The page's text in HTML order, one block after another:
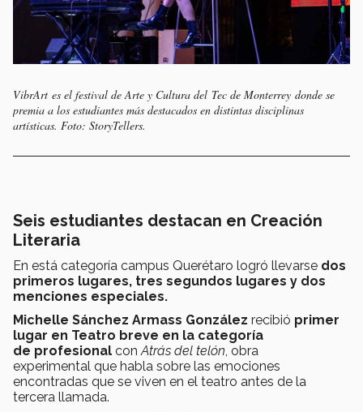
VibrArt es el festival de Arte y Cultura del Tec de Monterrey donde se
premia a los estudiantes más destacados en distintas disciplinas
artísticas. Foto: StoryTellers.
Seis estudiantes destacan en Creación
Literaria
En está categoría campus Querétaro logró llevarse dos
primeros lugares, tres segundos lugares y dos
menciones especiales.
Michelle Sánchez Armass González recibió primer
lugar en Teatro breve en la categoría
de profesional conAtrás del telón, obra
experimental que habla sobre las emociones
encontradas que se viven en el teatro antes de la
tercera llamada.